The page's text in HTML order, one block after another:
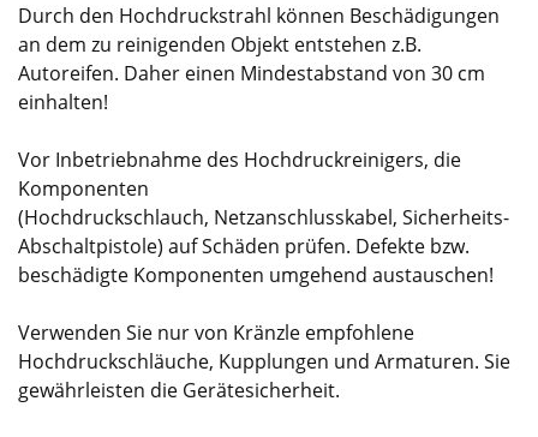
Durch den Hochdruckstrahl können Beschädigungen
an dem zu reinigenden Objekt entstehen z.B.
Autoreifen. Daher einen Mindestabstand von 30 cm
einhalten!
Vor Inbetriebnahme des Hochdruckreinigers, die
Komponenten
(Hochdruckschlauch, Netzanschlusskabel, Sicherheits-
Abschaltpistole) auf Schäden prüfen. Defekte bzw.
beschädigte Komponenten umgehend austauschen!
Verwenden Sie nur von Kränzle empfohlene
Hochdruckschläuche, Kupplungen und Armaturen. Sie
gewährleisten die Gerätesicherheit.